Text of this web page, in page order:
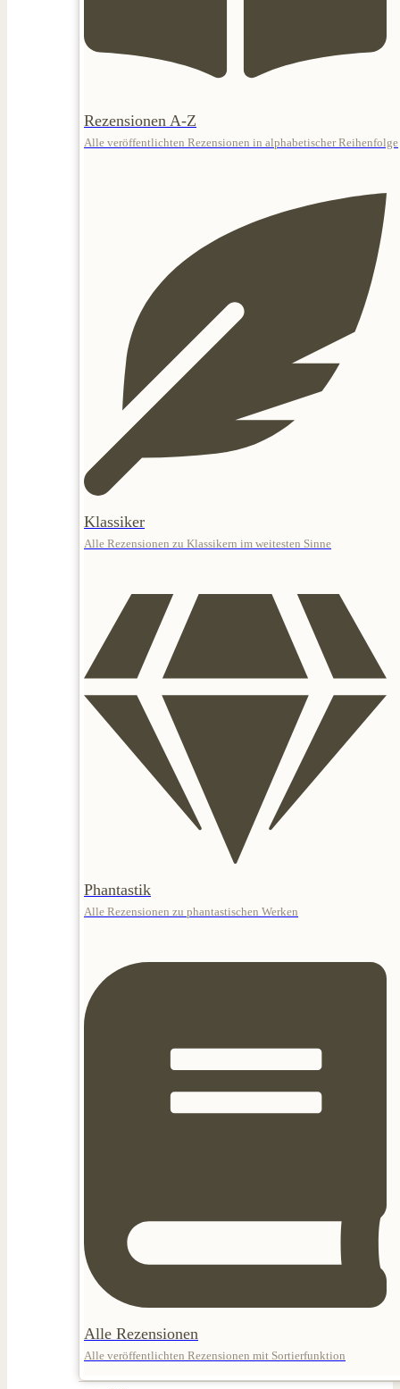
Rezensionen A-Z
Alle veröffentlichten Rezensionen in alphabetischer Reihenfolge
Klassiker
Alle Rezensionen zu Klassikern im weitesten Sinne
Phantastik
Alle Rezensionen zu phantastischen Werken
Alle Rezensionen
Alle veröffentlichten Rezensionen mit Sortierfunktion